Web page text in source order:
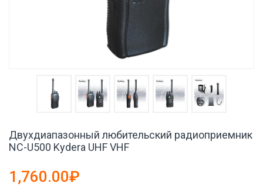
Двухдиапазонный любительский радиоприемник
NC-U500 Kydera UHF VHF
1,760.00₽